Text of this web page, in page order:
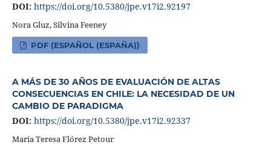
DOI: https://doi.org/10.5380/jpe.v17i2.92197
Nora Gluz, Silvina Feeney
PDF (ESPAÑOL (ESPAÑA))
A MÁS DE 30 AÑOS DE EVALUACIÓN DE ALTAS
CONSECUENCIAS EN CHILE: LA NECESIDAD DE UN
CAMBIO DE PARADIGMA
DOI: https://doi.org/10.5380/jpe.v17i2.92337
María Teresa Flórez Petour